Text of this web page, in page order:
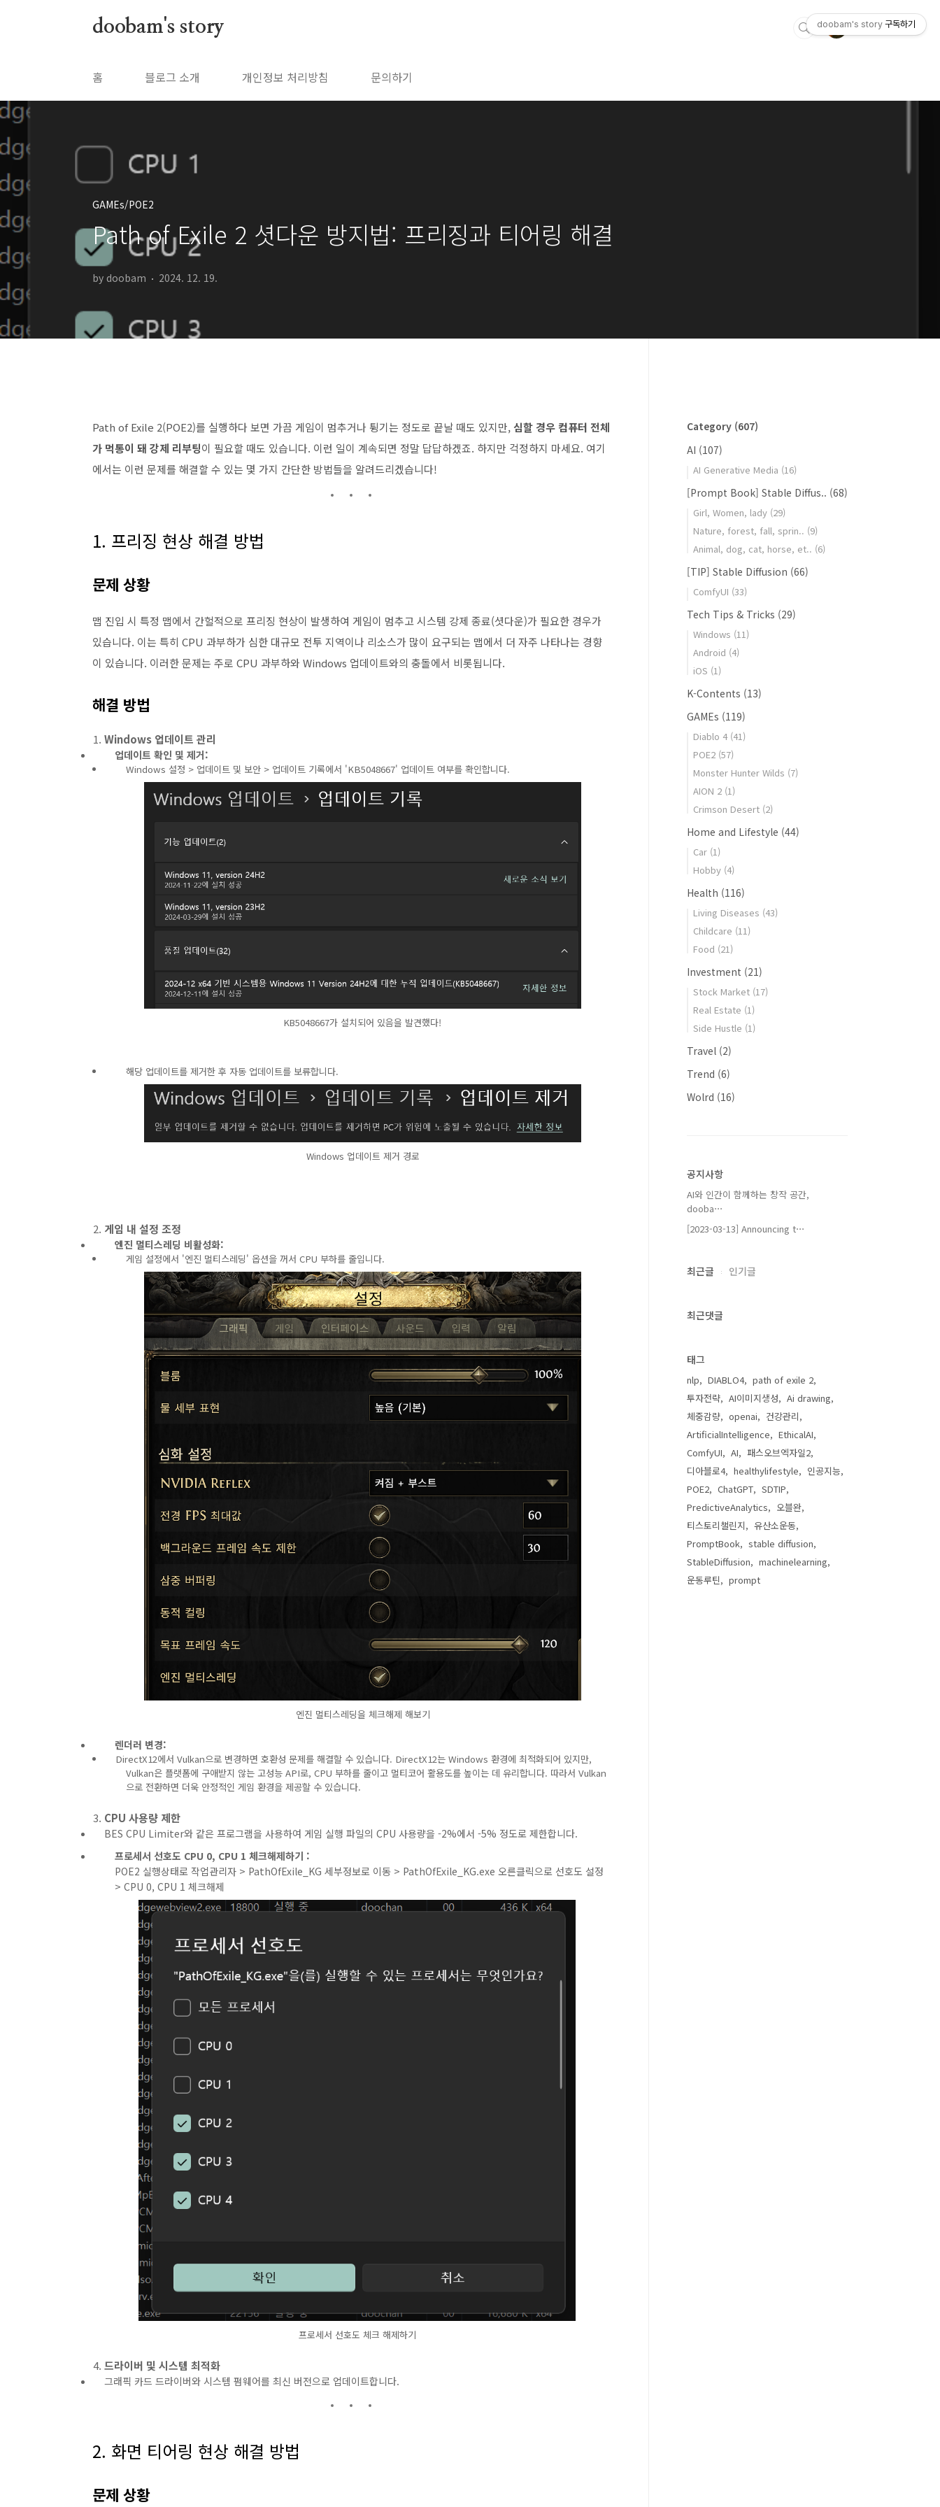
doobam's story
홈 블로그 소개 개인정보 처리방침 문의하기
GAMEs/POE2
Path of Exile 2 셧다운 방지법: 프리징과 티어링 해결
by doobam 2024. 12. 19.
Path of Exile 2(POE2)를 실행하다 보면 가끔 게임이 멈추거나 튕기는 정도로 끝날 때도 있지만, 심할 경우 컴퓨터 전체
가 먹통이 돼 강제 리부팅이 필요할 때도 있습니다. 이런 일이 계속되면 정말 답답하겠죠. 하지만 걱정하지 마세요. 여기
에서는 이런 문제를 해결할 수 있는 몇 가지 간단한 방법들을 알려드리겠습니다!
1. 프리징 현상 해결 방법
문제 상황
맵 진입 시 특정 맵에서 간헐적으로 프리징 현상이 발생하여 게임이 멈추고 시스템 강제 종료(셧다운)가 필요한 경우가
있습니다. 이는 특히 CPU 과부하가 심한 대규모 전투 지역이나 리소스가 많이 요구되는 맵에서 더 자주 나타나는 경향
이 있습니다. 이러한 문제는 주로 CPU 과부하와 Windows 업데이트와의 충돌에서 비롯됩니다.
해결 방법
Windows 업데이트 관리
업데이트 확인 및 제거:
Windows 설정 > 업데이트 및 보안 > 업데이트 기록에서 'KB5048667' 업데이트 여부를 확인합니다.
KB5048667가 설치되어 있음을 발견했다!
해당 업데이트를 제거한 후 자동 업데이트를 보류합니다.
Windows 업데이트 제거 경로
게임 내 설정 조정
엔진 멀티스레딩 비활성화:
게임 설정에서 '엔진 멀티스레딩' 옵션을 꺼서 CPU 부하를 줄입니다.
엔진 멀티스레딩을 체크해제 해보기
렌더러 변경:
DirectX12에서 Vulkan으로 변경하면 호환성 문제를 해결할 수 있습니다. DirectX12는 Windows 환경에 최적화되어 있지만,
Vulkan은 플랫폼에 구애받지 않는 고성능 API로, CPU 부하를 줄이고 멀티코어 활용도를 높이는 데 유리합니다. 따라서 Vulkan
으로 전환하면 더욱 안정적인 게임 환경을 제공할 수 있습니다.
CPU 사용량 제한
BES CPU Limiter와 같은 프로그램을 사용하여 게임 실행 파일의 CPU 사용량을 -2%에서 -5% 정도로 제한합니다.
프로세서 선호도 CPU 0, CPU 1 체크해제하기 :
POE2 실행상태로 작업관리자 > PathOfExile_KG 세부정보로 이동 > PathOfExile_KG.exe 오른클릭으로 선호도 설정
> CPU 0, CPU 1 체크해제
프로세서 선호도 체크 해제하기
드라이버 및 시스템 최적화
그래픽 카드 드라이버와 시스템 펌웨어를 최신 버전으로 업데이트합니다.
2. 화면 티어링 현상 해결 방법
문제 상황
Category (607)
AI (107)
AI Generative Media (16)
[Prompt Book] Stable Diffus.. (68)
Girl, Women, lady (29)
Nature, forest, fall, sprin.. (9)
Animal, dog, cat, horse, et.. (6)
[TIP] Stable Diffusion (66)
ComfyUI (33)
Tech Tips & Tricks (29)
Windows (11)
Android (4)
iOS (1)
K-Contents (13)
GAMEs (119)
Diablo 4 (41)
POE2 (57)
Monster Hunter Wilds (7)
AION 2 (1)
Crimson Desert (2)
Home and Lifestyle (44)
Car (1)
Hobby (4)
Health (116)
Living Diseases (43)
Childcare (11)
Food (21)
Investment (21)
Stock Market (17)
Real Estate (1)
Side Hustle (1)
Travel (2)
Trend (6)
Wolrd (16)
공지사항
AI와 인간이 함께하는 창작 공간,
dooba⋯
[2023-03-13] Announcing t⋯
최근글 인기글
최근댓글
태그
nlp DIABLO4
path of exile 2
투자전략
AI이미지생성
Ai drawing
체중감량
openai
건강관리
ArtificialIntelligence
EthicalAI
ComfyUI
AI
패스오브엑자일2
디아블로4
healthylifestyle
인공지능
POE2
ChatGPT
SDTIP
PredictiveAnalytics
오블완
티스토리챌린지
유산소운동
PromptBook
stable diffusion
StableDiffusion
machinelearning
운동루틴
prompt
doobam's story 구독하기